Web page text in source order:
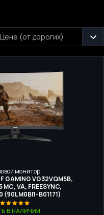
Цене (от дорогих)
монитор
GAMING VG32VQM5B,
МС, VA, FREESYNC,
(90LM0BI1-B01171)
В НАЛИЧИИ